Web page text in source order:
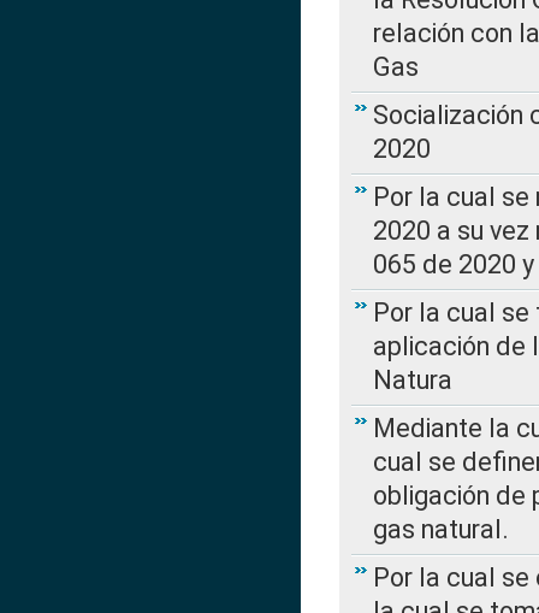
relación con
Gas
Socialización
2020
Por la cual se
2020 a su
065 de 2020
Por la cual
aplicación de
Natura
Mediante la
cual se
obligación de
gas natural.
Por la cual se